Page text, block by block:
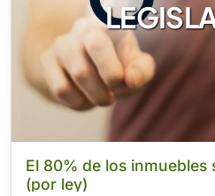
El 80% de los
(por ley)